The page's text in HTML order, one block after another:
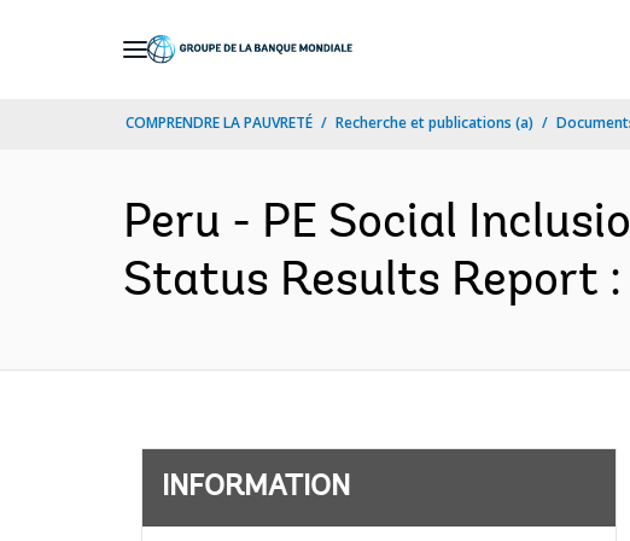
COMPRENDRE LA PAUVRETÉ Recherche et publications (a)
Peru - PE Social
Status Results Report
INFORMATION